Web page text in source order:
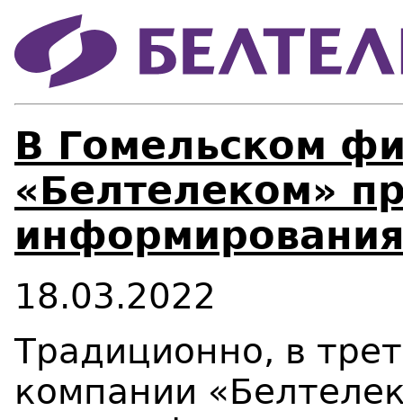
В Гомельском
«Белтелеком»
18.03.2022
Традиционно, в
компании